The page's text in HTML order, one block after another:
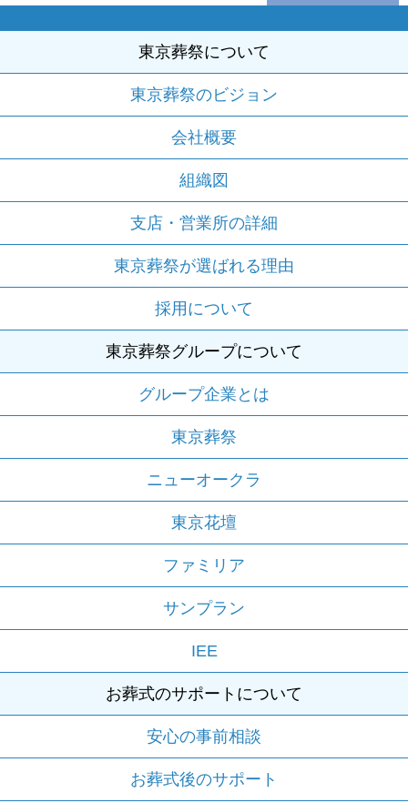
東京葬祭について
東京葬祭のビジョン
会社概要
組織図
支店・営業所の詳細
東京葬祭が選ばれる理由
採用について
東京葬祭グループについて
グループ企業とは
東京葬祭
ニューオークラ
東京花壇
ファミリア
サンプラン
IEE
お葬式のサポートについて
安心の事前相談
お葬式後のサポート